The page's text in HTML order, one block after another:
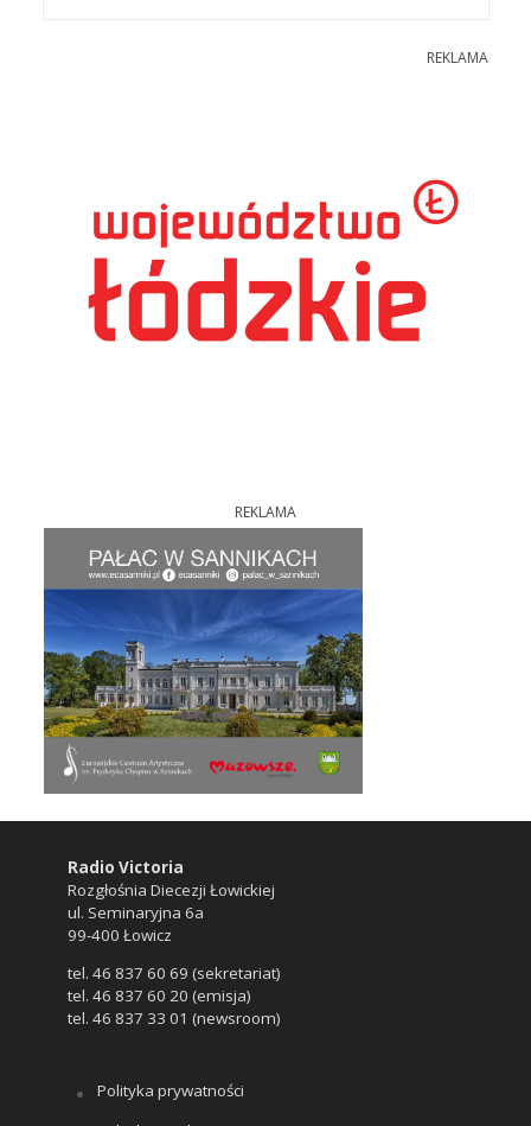
REKLAMA
REKLAMA
Radio Victoria
Rozgłośnia Diecezji Łowickiej
ul. Seminaryjna 6a
99-400 Łowicz
tel. 46 837 60 69 (sekretariat)
tel. 46 837 60 20 (emisja)
tel. 46 837 33 01 (newsroom)
Polityka prywatności